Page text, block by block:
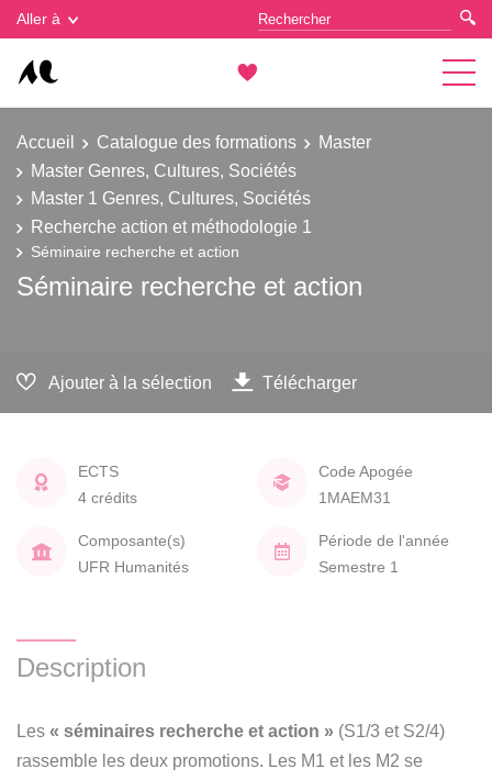
Aller à
Accueil Catalogue des formations
Master
Master Genres, Cultures, Sociétés
Master 1 Genres, Cultures, Sociétés
Recherche action et méthodologie 1
Séminaire recherche et action
Séminaire recherche et action
Ajouter à la sélection Télécharger
ECTS
4 crédits
Code Apogée
1MAEM31
Composante(s)
UFR Humanités
Période de l'année
Semestre 1
Description
Les « séminaires recherche et action » (S1/3 et S2/4)
rassemble les deux promotions. Les M1 et les M2 se
Gestion des cookies